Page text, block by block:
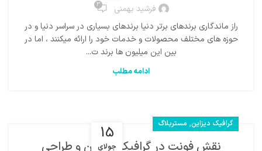
فرشید بهمنی 3
راز ماندگاری برندهای برتر دنیا برندهای بسیاری در سراسر دنیا و در
حوزه های مختلف محصولات و خدمات خود را ارائه میکنند ، اما در
بین این میلیون ها برند ت...
ادامه مطلب
15
جولای
گرافیک دیزاین, مستربلاگ
نقش فونت در گرافیک دیزاین و طراحی